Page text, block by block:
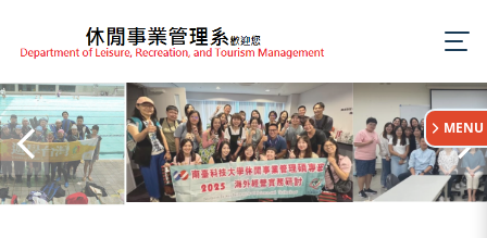
:::
MENU